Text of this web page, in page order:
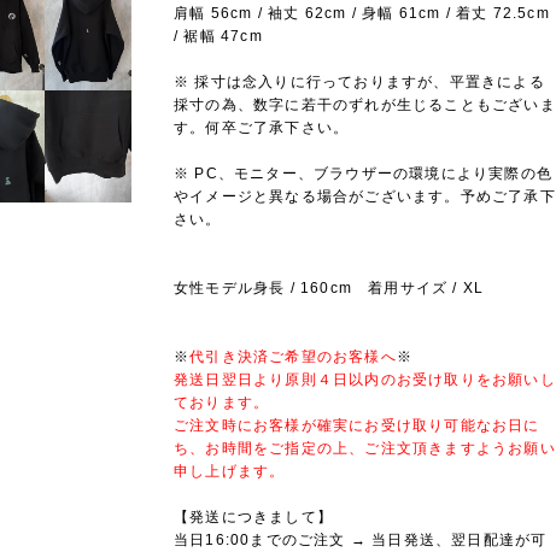
肩幅 56cm / 袖丈 62cm / 身幅 61cm / 着丈 72.5cm
/ 裾幅 47cm
※ 採寸は念入りに行っておりますが、平置きによる
採寸の為、数字に若干のずれが生じることもございま
す。何卒ご了承下さい。
※ PC、モニター、ブラウザーの環境により実際の色
やイメージと異なる場合がございます。予めご了承下
さい。
女性モデル身長 / 160cm 着用サイズ / XL
※代引き決済ご希望のお客様へ※
発送日翌日より原則４日以内のお受け取りをお願いし
ております。
ご注文時にお客様が確実にお受け取り可能なお日に
ち、お時間をご指定の上、ご注文頂きますようお願い
申し上げます。
【発送につきまして】
当日16:00までのご注文 → 当日発送、翌日配達が可